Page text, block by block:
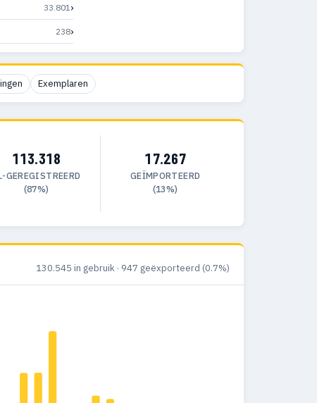
33.801›
238›
Exemplaren
113.318
GEREGISTREERD
(87%)
17.267
GEÏMPORTEERD
(13%)
130.545 in gebruik · 947 geëxporteerd (0.7%)